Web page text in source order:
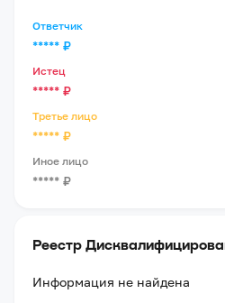
Ответчик
***** ₽
Истец
***** ₽
Третье лицо
***** ₽
Иное лицо
***** ₽
Реестр
Информация не найдена